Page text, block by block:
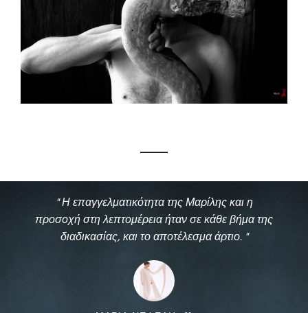
" Η επαγγελματικότητα της Μαρίλης και η
προσοχή στη λεπτομέρεια ήταν σε κάθε βήμα της
διαδικασίας, και το αποτέλεσμα άρτιο. "
" Είχα την ευκαιρία να συνεργαστώ μαζί με την
Μαρίλη και δεν θα μπορούσα να είναι πιο
ευτυχισμένος με τα αποτελέσματα. Έχει μοναδικό
και την δημιουργία υπέροχων εικόνων. "